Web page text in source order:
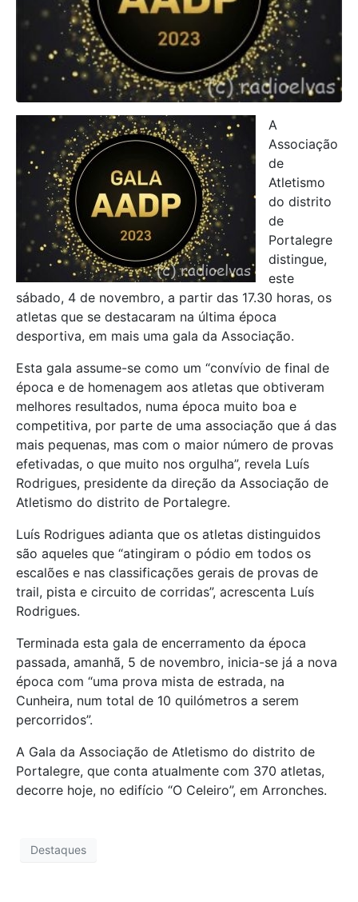
A
Associação
de
Atletismo
do distrito
de
Portalegre
distingue,
este
sábado, 4 de novembro, a partir das 17.30 horas, os
atletas que se destacaram na última época
desportiva, em mais uma gala da Associação.
Esta gala assume-se como um “convívio de final de
época e de homenagem aos atletas que obtiveram
melhores resultados, numa época muito boa e
competitiva, por parte de uma associação que á das
mais pequenas, mas com o maior número de provas
efetivadas, o que muito nos orgulha”, revela Luís
Rodrigues, presidente da direção da Associação de
Atletismo do distrito de Portalegre.
Luís Rodrigues adianta que os atletas distinguidos
são aqueles que “atingiram o pódio em todos os
escalões e nas classificações gerais de provas de
trail, pista e circuito de corridas”, acrescenta Luís
Rodrigues.
Terminada esta gala de encerramento da época
passada, amanhã, 5 de novembro, inicia-se já a nova
época com “uma prova mista de estrada, na
Cunheira, num total de 10 quilómetros a serem
percorridos”.
A Gala da Associação de Atletismo do distrito de
Portalegre, que conta atualmente com 370 atletas,
decorre hoje, no edifício “O Celeiro”, em Arronches.
Destaques